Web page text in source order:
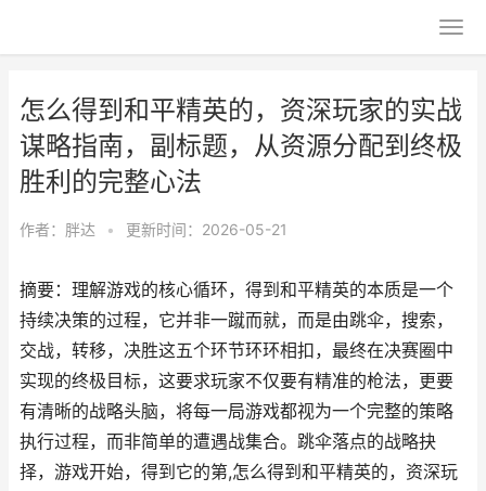
怎么得到和平精英的，资深玩家的实战
谋略指南，副标题，从资源分配到终极
胜利的完整心法
作者： 胖达 • 更新时间：2026-05-21
摘要：理解游戏的核心循环，得到和平精英的本质是一个
持续决策的过程，它并非一蹴而就，而是由跳伞，搜索，
交战，转移，决胜这五个环节环环相扣，最终在决赛圈中
实现的终极目标，这要求玩家不仅要有精准的枪法，更要
有清晰的战略头脑，将每一局游戏都视为一个完整的策略
执行过程，而非简单的遭遇战集合。跳伞落点的战略抉
择，游戏开始，得到它的第,怎么得到和平精英的，资深玩